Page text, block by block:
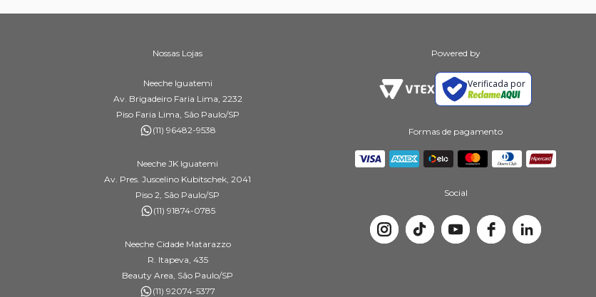
Nossas Lojas
Neeche Iguatemi
Av. Brigadeiro Faria Lima, 2232
Piso Faria Lima, São Paulo/SP
(11) 96482-9538
Neeche JK Iguatemi
Av. Pres. Juscelino Kubitschek, 2041
Piso 2, São Paulo/SP
(11) 91874-0785
Neeche Cidade Matarazzo
R. Itapeva, 435
Beauty Area, São Paulo/SP
(11) 92074-5377
Powered by
Verificada por
Formas de pagamento
Social